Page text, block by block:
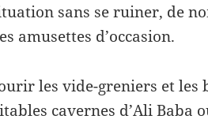
sans se ruiner, de
amusettes d’occasion.
les vide-greniers et les
cavernes d’Ali Baba